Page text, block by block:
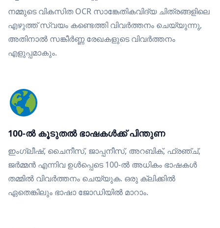
നമ്മുടെ വികസിത OCR സാങ്കേതികവിദ്യ ചിത്രങ്ങളിലെ
എഴുത്ത് സ്വയം കണ്ടെത്തി വിവർത്തനം ചെയ്യുന്നു,
അതിനാൽ സങ്കീർണ്ണ രേഖകളുടെ വിവർത്തനം
എളുപ്പമാകും.
100-ൽ കൂടുതൽ ഭാഷകൾക്ക് പിന്തുണ
ഇംഗ്ലീഷ്, ചൈനീസ്, ജാപ്പനീസ്, അറബിക്, ഫ്രഞ്ച്,
ജർമ്മൻ എന്നിവ ഉൾപ്പെടെ 100-ൽ അധികം ഭാഷകൾ
തമ്മിൽ വിവർത്തനം ചെയ്യുക. ഒരു ക്ലിക്കിൽ
ഏതെങ്കിലും ഭാഷാ ജോഡിയിൽ മാറാം.